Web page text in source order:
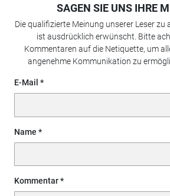
SAGEN SIE UNS IHRE
Die qualifizierte Meinung unserer Leser zu
ist ausdrücklich erwünscht. Bitte
Kommentaren auf die Netiquette, um
angenehme Kommunikation zu
E-Mail
Name
Kommentar